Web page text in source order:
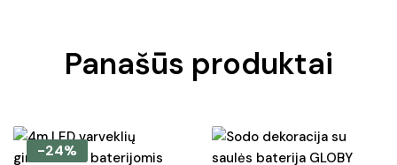
Panašūs produktai
-24%